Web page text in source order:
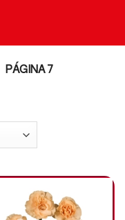
PÁGINA 7